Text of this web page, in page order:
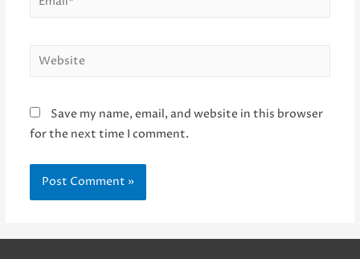
Website
Save my name, email, and website in this browser
for the next time I comment.